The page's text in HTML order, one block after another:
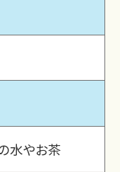
水やお茶